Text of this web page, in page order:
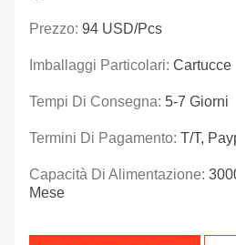
Prezzo: 94 USD/pcs
Imballaggi Particolari: Cartucce
Tempi Di Consegna: 5-7 Giorni
Termini Di Pagamento: T/T,
Capacità Di Alimentazione:
Mese